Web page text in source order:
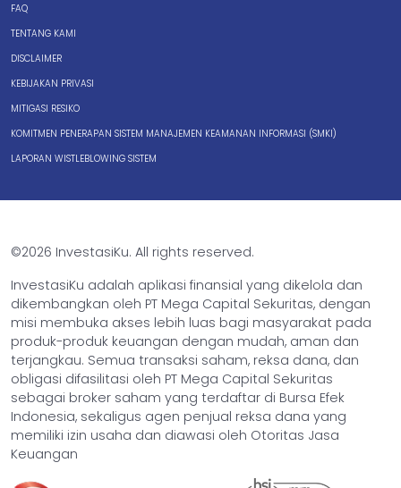
FAQ
TENTANG KAMI
DISCLAIMER
KEBIJAKAN PRIVASI
MITIGASI RESIKO
KOMITMEN PENERAPAN SISTEM MANAJEMEN KEAMANAN INFORMASI (SMKI)
LAPORAN WISTLEBLOWING SISTEM
©2026 InvestasiKu. All rights reserved.
InvestasiKu adalah aplikasi finansial yang dikelola dan
dikembangkan oleh PT Mega Capital Sekuritas, dengan
misi membuka akses lebih luas bagi masyarakat pada
produk-produk keuangan dengan mudah, aman dan
terjangkau. Semua transaksi saham, reksa dana, dan
obligasi difasilitasi oleh PT Mega Capital Sekuritas
sebagai broker saham yang terdaftar di Bursa Efek
Indonesia, sekaligus agen penjual reksa dana yang
memiliki izin usaha dan diawasi oleh Otoritas Jasa
Keuangan